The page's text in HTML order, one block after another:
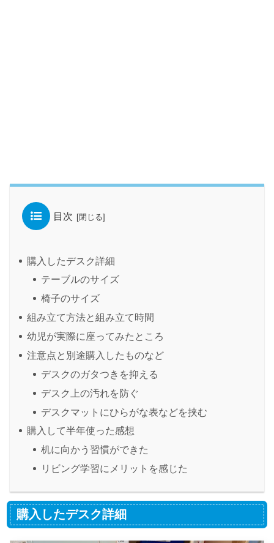
目次
購入したデスク詳細
テーブルのサイズ
椅子のサイズ
組み立て方法と組み立て時間
幼児が実際に座ってみたところ
注意点と別途購入したものなど
デスクのガタつきを抑える
デスク上の汚れを防ぐ
デスクマットにひらがな表などを挟む
購入して半年使った感想
机に向かう習慣ができた
リビング学習にメリットを感じた
購入したデスク詳細